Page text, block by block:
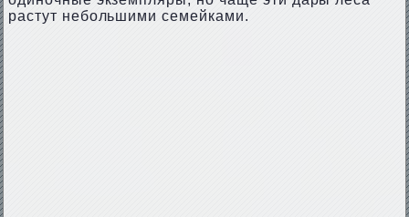
растут небольшими семейками.